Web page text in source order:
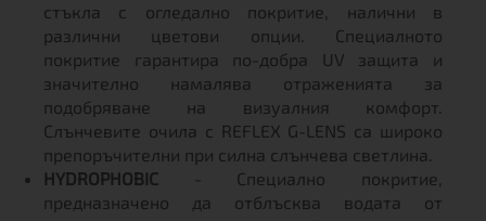
стъкла с огледално покритие, налични в
различни цветови опции. Специалното
покритие гарантира по-добра UV защита и
значително намалява отраженията за
подобряване на визуалния комфорт.
Слънчевите очила с REFLEX G-LENS са широко
препоръчителни при силна слънчева светлина.
HYDROPHOBIC - Специално покритие,
предназначено да отблъсква водата от